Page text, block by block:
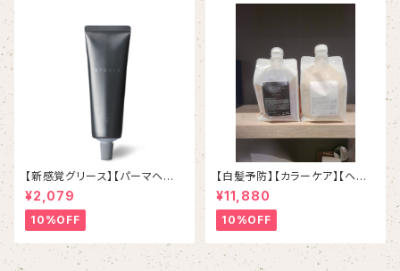
【新感覚グリース】【パーマヘア
におすすめ】ETORAS Grex エ
トラス グリックス 100g
¥2,079
10%OFF
【白髪予防】【カラーケア】【ヘマ
チン配合】【ホルダーつき】スマイ
ルproudシャンプー＆トリートメ
ント
¥11,880
10%OFF